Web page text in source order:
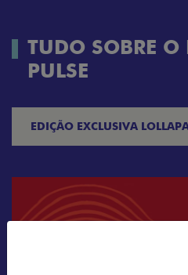
TUDO SOBRE
PULSE
EDIÇÃO EXCLUSIVA